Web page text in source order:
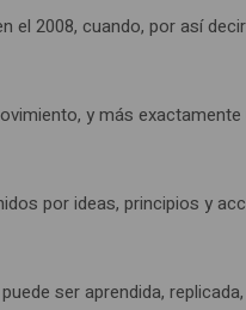
2008, cuando, por así
y más
por ideas, principios y
ser aprendida,